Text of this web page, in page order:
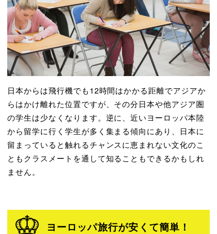
日本からは飛行機でも12時間はかかる距離でアジアか
らはかけ離れた位置ですが、その分日本や他アジア圏
の学生は少なくなります。逆に、近いヨーロッパ本陸
から留学に行く学生が多く集まる傾向にあり、日本に
留まっていると触れるチャンスに恵まれない文化のこ
ともクラスメートを通して知ることもできるかもしれ
ません。
ヨーロッパ旅行が安くて簡単！